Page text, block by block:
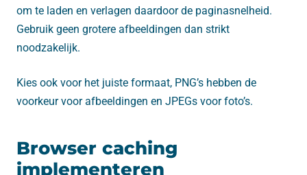
om te laden en verlagen daardoor de paginasnelheid.
Gebruik geen grotere afbeeldingen dan strikt
noodzakelijk.
Kies ook voor het juiste formaat, PNG’s hebben de
voorkeur voor afbeeldingen en JPEGs voor foto’s.
Browser caching
implementeren